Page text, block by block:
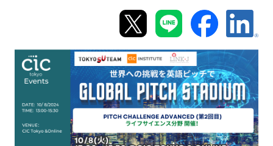
イベント
インタビュー・コラム